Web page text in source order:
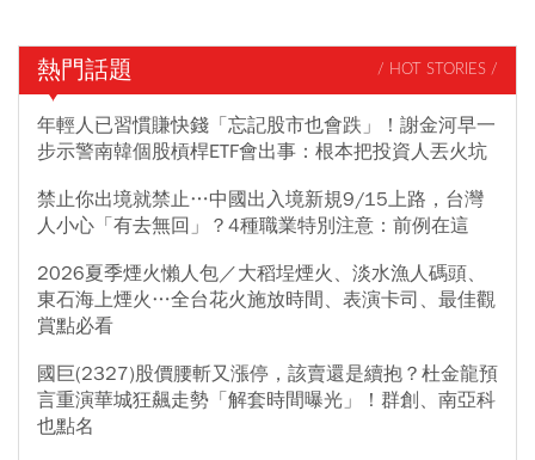
熱門話題 / HOT STORIES /
年輕人已習慣賺快錢「忘記股市也會跌」！謝金河早一
步示警南韓個股槓桿ETF會出事：根本把投資人丟火坑
禁止你出境就禁止…中國出入境新規9/15上路，台灣
人小心「有去無回」？4種職業特別注意：前例在這
2026夏季煙火懶人包／大稻埕煙火、淡水漁人碼頭、
東石海上煙火…全台花火施放時間、表演卡司、最佳觀
賞點必看
國巨(2327)股價腰斬又漲停，該賣還是續抱？杜金龍預
言重演華城狂飆走勢「解套時間曝光」！群創、南亞科
也點名